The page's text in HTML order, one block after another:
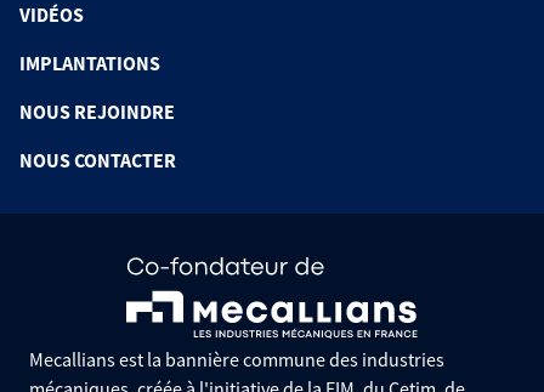
VIDÉOS
IMPLANTATIONS
NOUS REJOINDRE
NOUS CONTACTER
Mecallians est la bannière commune des industries